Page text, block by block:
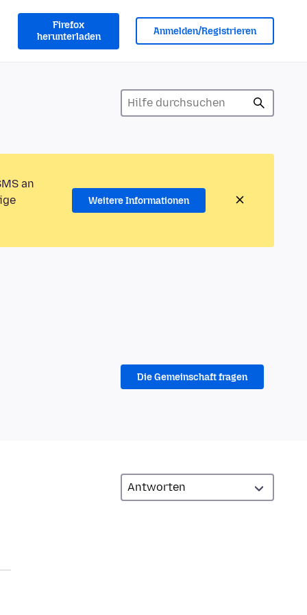
Firefox
herunterladen
Anmelden/Registrieren
an
Weitere Informationen
Die Gemeinschaft fragen